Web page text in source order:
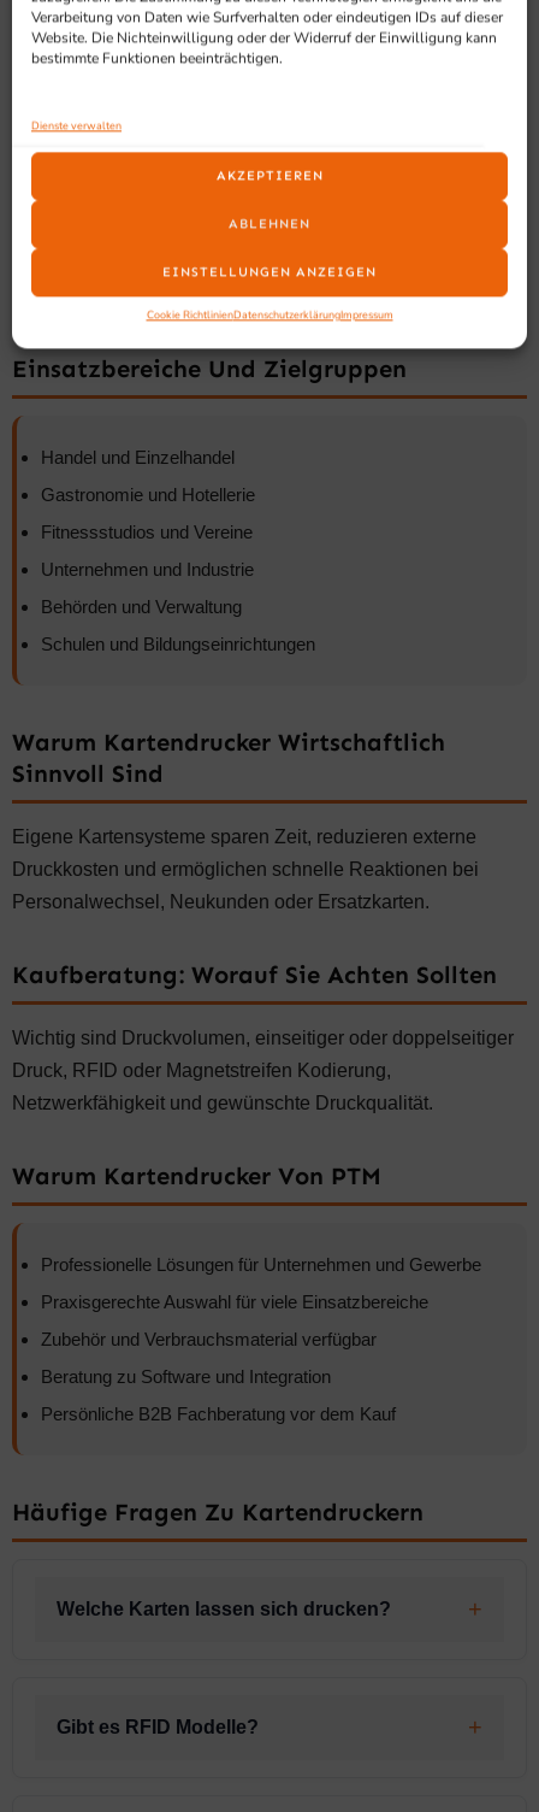
Verarbeitung von Daten wie Surfverhalten oder eindeutigen IDs auf dieser
Website. Die Nichteinwilligung oder der Widerruf der Einwilligung kann
bestimmte Funktionen beeinträchtigen.
Dienste verwalten
AKZEPTIEREN
ABLEHNEN
EINSTELLUNGEN ANZEIGEN
Cookie RichtlinienDatenschutzerklärungImpressum
Mitarbeiterausweis Drucker
Hotel Keycard Drucker
Doppelseitige Kartendrucker
Farbbänder, Blankokarten und Zubehör
Einsatzbereiche Und Zielgruppen
Handel und Einzelhandel
Gastronomie und Hotellerie
Fitnessstudios und Vereine
Unternehmen und Industrie
Behörden und Verwaltung
Schulen und Bildungseinrichtungen
Warum Kartendrucker Wirtschaftlich
Sinnvoll Sind
Eigene Kartensysteme sparen Zeit, reduzieren externe
Druckkosten und ermöglichen schnelle Reaktionen bei
Personalwechsel, Neukunden oder Ersatzkarten.
Kaufberatung: Worauf Sie Achten Sollten
Wichtig sind Druckvolumen, einseitiger oder doppelseitiger
Druck, RFID oder Magnetstreifen Kodierung,
Netzwerkfähigkeit und gewünschte Druckqualität.
Warum Kartendrucker Von PTM
Professionelle Lösungen für Unternehmen und Gewerbe
Praxisgerechte Auswahl für viele Einsatzbereiche
Zubehör und Verbrauchsmaterial verfügbar
Beratung zu Software und Integration
Persönliche B2B Fachberatung vor dem Kauf
Häufige Fragen Zu Kartendruckern
Welche Karten lassen sich drucken?
Gibt es RFID Modelle?